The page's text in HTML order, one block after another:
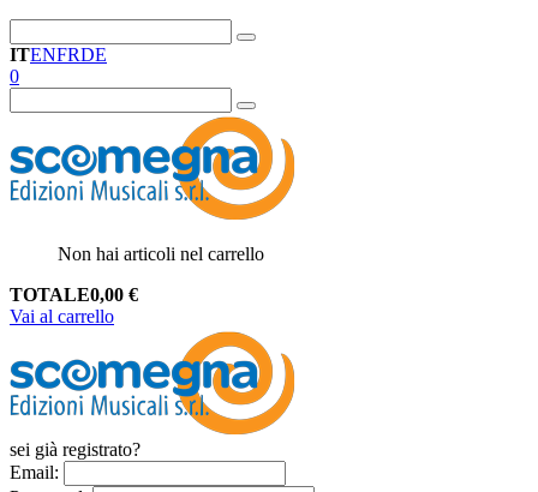
ITENFRDE
0
Non hai articoli nel carrello
TOTALE0,00 €
Vai al carrello
sei già registrato?
Email: